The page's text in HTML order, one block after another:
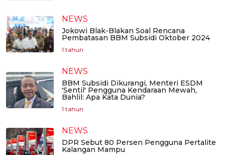
NEWS
Jokowi Blak-Blakan Soal Rencana
Pembatasan BBM Subsidi Oktober 2024
1 tahun
NEWS
BBM Subsidi Dikurangi, Menteri ESDM
'Sentil' Pengguna Kendaraan Mewah,
Bahlil: Apa Kata Dunia?
1 tahun
NEWS
DPR Sebut 80 Persen Pengguna Pertalite
Kalangan Mampu